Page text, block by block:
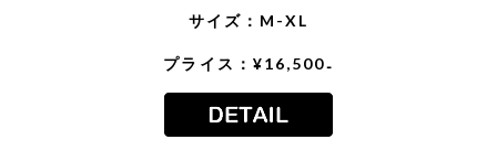
サイズ：M-XL
プライス：¥16,500₋